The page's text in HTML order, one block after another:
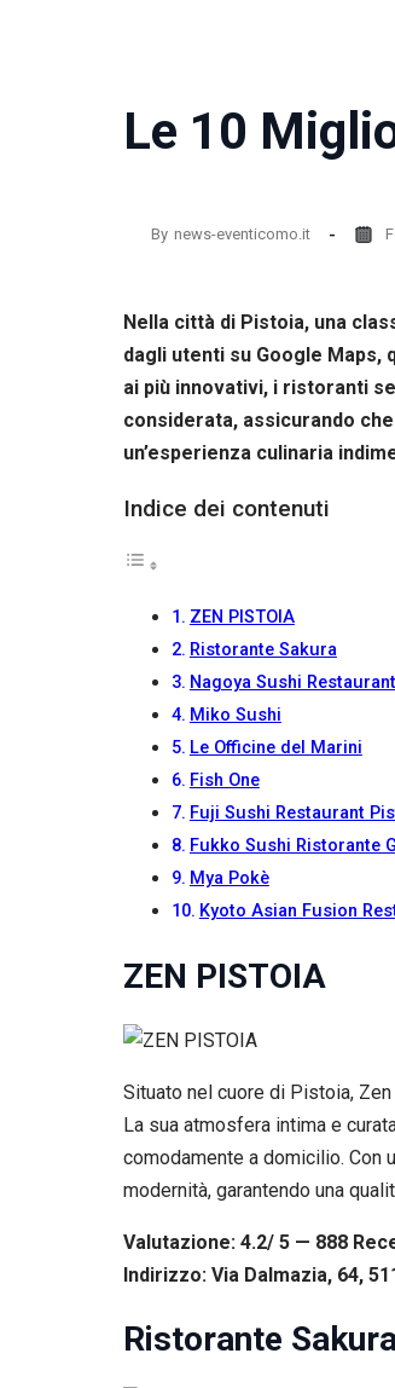
Le 10
By news-eventicomo.it
Nella città di Pistoia, una
dagli utenti su Google
ai più innovativi, i ristoranti
considerata, assicurando
un’esperienza culinaria
Indice dei contenuti
ZEN PISTOIA
Ristorante Sakura
Nagoya Sushi Restaurant
Miko Sushi
Le Officine del Marini
Fish One
Fuji Sushi Restaurant
Fukko Sushi Ristorante
Mya Pokè
Kyoto Asian Fusion
ZEN PISTOIA
Situato nel cuore di Pistoia,
La sua atmosfera intima e
comodamente a domicilio. Con
modernità, garantendo una
Valutazione: 4.2/ 5 — 888 R
Indirizzo: Via Dalmazia, 64,
Ristorante
Esperienza
una migliore
navigazione
tuoi interessi e il
possibilità di
personalizzati.